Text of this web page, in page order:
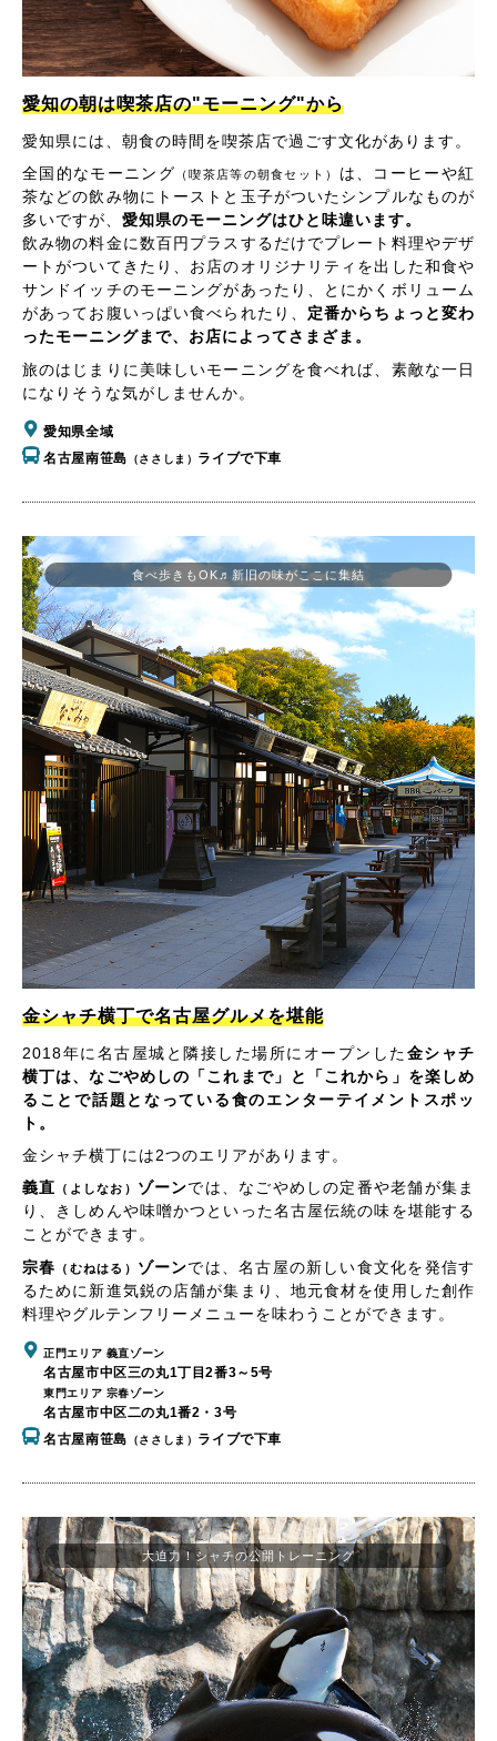
愛知の朝は喫茶店の"モーニング"から
愛知県には、朝食の時間を喫茶店で過ごす文化があります。
全国的なモーニング （喫茶店等の朝食セット）
は、コーヒーや紅
茶などの飲み物にトーストと玉子がついたシンプルなものが
多いですが、 愛知県のモーニングはひと味違います。
飲み物の料金に数百円プラスするだけでプレート料理やデザ
ートがついてきたり、お店のオリジナリティを出した和食や
サンドイッチのモーニングがあったり、とにかくボリューム
があってお腹いっぱい食べられたり、 定番からちょっと変わ
ったモーニングまで、お店によってさまざま。
旅のはじまりに美味しいモーニングを食べれば、素敵な一日
になりそうな気がしませんか。
愛知県全域
名古屋南笹島 （ささしま） ライブで下車
金シャチ横丁で名古屋グルメを堪能
2018年に名古屋城と隣接した場所にオープンした金シャチ
横丁は、なごやめしの「これまで」と「これから」を楽しめ
ることで話題となっている食のエンターテイメントスポッ
ト。
金シャチ横丁には2つのエリアがあります。
義直
（よしなお） ゾーンでは、なごやめしの定番や老舗が集ま
り、きしめんや味噌かつといった名古屋伝統の味を堪能する
ことができます。
宗春
（むねはる） ゾーンでは、名古屋の新しい食文化を発信す
るために新進気鋭の店舗が集まり、地元食材を使用した創作
料理やグルテンフリーメニューを味わうことができます。
正門エリア 義直ゾーン
名古屋市中区三の丸1丁目2番3～5号
東門エリア 宗春ゾーン
名古屋市中区二の丸1番2・3号
名古屋南笹島 （ささしま） ライブで下車
食べ歩きもOK♬新旧の味がここに集結
大迫力！シャチの公開トレーニング